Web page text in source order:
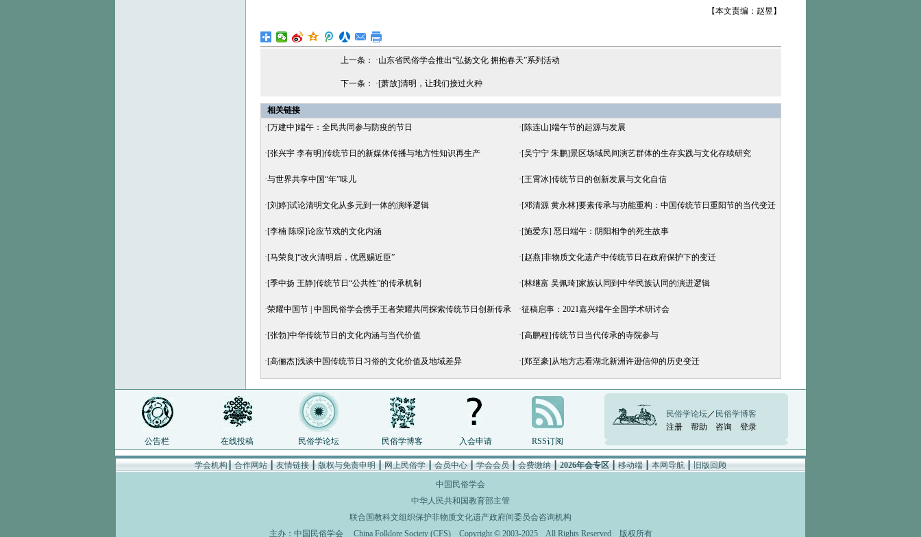
【本文责编：赵昱】
上一条： ·山东省民俗学会推出“弘扬文化 拥抱春天”系列活动
下一条： ·[萧放]清明，让我们接过火种
相关链接
·[万建中]端午：全民共同参与防疫的节日 ·[陈连山]端午节的起源与发展
·[张兴宇 李有明]传统节日的新媒体传播与地方性知识再生产 ·[吴宁宁 朱鹏]景区场域民间演艺群体的生存实践与文化存续研究
·与世界共享中国“年”味儿 ·[王霄冰]传统节日的创新发展与文化自信
·[刘婷]试论清明文化从多元到一体的演绎逻辑 ·[邓清源 黄永林]要素传承与功能重构：中国传统节日重阳节的当代变迁
·[李楠 陈琛]论应节戏的文化内涵 ·[施爱东] 恶日端午：阴阳相争的死生故事
·[马荣良]“改火清明后，优恩赐近臣” ·[赵燕]非物质文化遗产中传统节日在政府保护下的变迁
·[季中扬 王静]传统节日“公共性”的传承机制 ·[林继富 吴佩琦]家族认同到中华民族认同的演进逻辑
·荣耀中国节 | 中国民俗学会携手王者荣耀共同探索传统节日创新传承 ·征稿启事：2021嘉兴端午全国学术研讨会
·[张勃]中华传统节日的文化内涵与当代价值 ·[高鹏程]传统节日当代传承的寺院参与
·[高俪杰]浅谈中国传统节日习俗的文化价值及地域差异 ·[郑至豪]从地方志看湖北新洲许逊信仰的历史变迁
公告栏 在线投稿 民俗学论坛 民俗学博客 入会申请 RSS订阅
民俗学论坛／ 民俗学博客
注册
帮助 咨询 登录
学会机构┃合作网站┃友情链接┃版权与免责申明┃网上民俗学┃会员中心┃学会会员┃会费缴纳┃2026年会专区┃移动端┃本网导航┃旧版回顾
中国民俗学会
中华人民共和国教育部主管
联合国教科文组织保护非物质文化遗产政府间委员会咨询机构
主办： 中国民俗学会 China Folklore Society (CFS)Copyright © 2003-2025 All Rights Reserved 版权所有